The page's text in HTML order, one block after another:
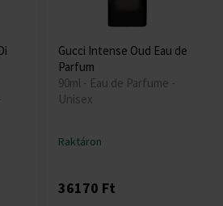
Gucci Intense Oud Eau de
Parfum
90ml - Eau de Parfume -
Unisex
Raktáron
36170 Ft